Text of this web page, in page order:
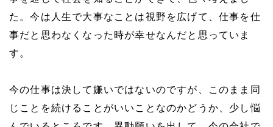
た。今は人生で大事なことは視野を広げて、仕事を仕
事だと思わなくなった時が幸せなんだと思っていま
す。
今の仕事は決して嫌いではないのですが、このまま同
じことを続けることがいいことなのかどうか、少し悩